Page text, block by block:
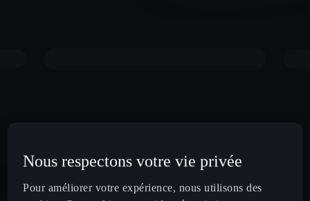
Nous respectons votre vie privée
Pour améliorer votre expérience, nous utilisons des